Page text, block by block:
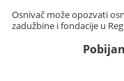
Osnivač može opozvati
zadužbine i fondacije u